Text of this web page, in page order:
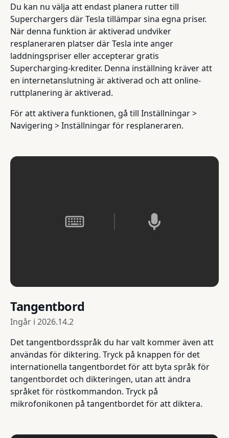
Du kan nu välja att endast planera rutter till
Superchargers där Tesla tillämpar sina egna priser.
När denna funktion är aktiverad undviker
resplaneraren platser där Tesla inte anger
laddningspriser eller accepterar gratis
Supercharging-krediter. Denna inställning kräver att
en internetanslutning är aktiverad och att online-
ruttplanering är aktiverad.
För att aktivera funktionen, gå till Inställningar >
Navigering > Inställningar för resplaneraren.
Tangentbord
Ingår i 2026.14.2
Det tangentbordsspråk du har valt kommer även att
användas för diktering. Tryck på knappen för det
internationella tangentbordet för att byta språk för
tangentbordet och dikteringen, utan att ändra
språket för röstkommandon. Tryck på
mikrofonikonen på tangentbordet för att diktera.